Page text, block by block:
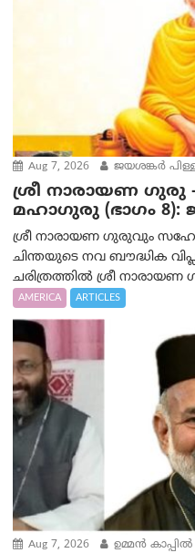
Aug 7, 2026 ജയശങ്കര്‍
ശ്രീ നാരായണ ഗുരു
മഹാഗുരു (ഭാഗം 8):
ശ്രീ നാരായണ ഗുരുവും
ചിന്തയുടെ നവ ബൗദ്ധിക
ചരിത്രത്തിൽ ശ്രീ നാരായണ
AMERICA ARTICLES
Aug 7, 2026 ഉമ്മന്‍ കാപ്പില്‍